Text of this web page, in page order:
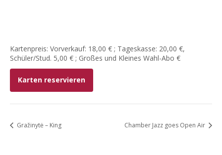
Kartenpreis: Vorverkauf: 18,00 € ; Tageskasse: 20,00 €,
Schüler/Stud. 5,00 € ; Großes und Kleines Wahl-Abo €
Karten reservieren
Gražinytė – King Chamber Jazz goes Open Air